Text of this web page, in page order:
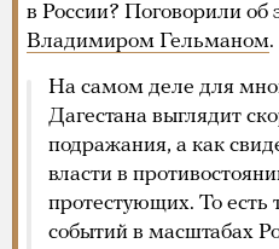
в России? Поговорили об
Владимиром Гельманом.
На самом деле для
Дагестана выглядит
подражания, а как
власти в
протестующих. То есть
событий в масштабах